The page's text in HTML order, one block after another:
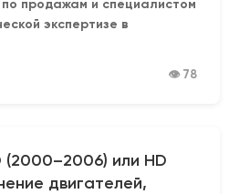
продажам и специалистом
экспертизе в
👁 78
(2000–2006) или HD
двигателей,